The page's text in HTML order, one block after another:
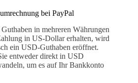
bei PayPal
in mehreren Währungen
in US-Dollar erhalten, wird
ein USD-Guthaben eröffnet.
entweder direkt in USD
um es auf Ihr Bankkonto